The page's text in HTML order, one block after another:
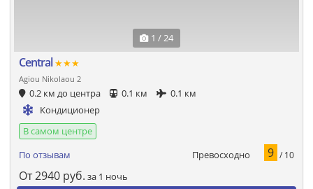
1 / 24
Central★★★
Agiou Nikolaou 2
0.2 км до центра 0.1 км
0.1 км
Кондиционер
В самом центре
По отзывам
Превосходно 9 / 10
От2940 руб. за 1 ночь